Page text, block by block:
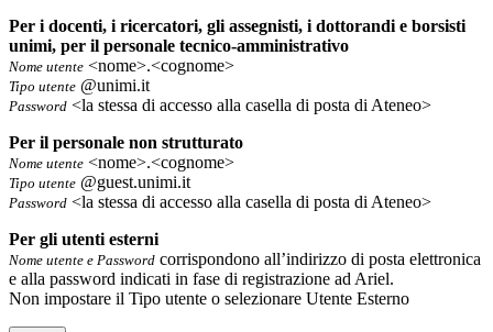
Per i docenti, i ricercatori, gli assegnisti, i dottorandi e borsisti
unimi, per il personale tecnico-amministrativo
Nome utente <nome>.<cognome>
Tipo utente @unimi.it
Password <la stessa di accesso alla casella di posta di Ateneo>
Per il personale non strutturato
Nome utente <nome>.<cognome>
Tipo utente @guest.unimi.it
Password <la stessa di accesso alla casella di posta di Ateneo>
Per gli utenti esterni
Nome utente e Password corrispondono all’indirizzo di posta elettronica
e alla password indicati in fase di registrazione ad Ariel.
Non impostare il Tipo utente o selezionare Utente Esterno